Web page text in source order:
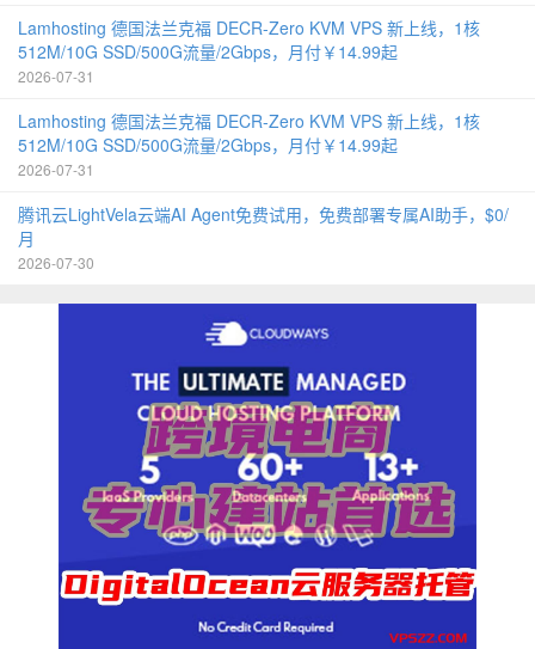
Lamhosting 德国法兰克福 DECR-Zero KVM VPS 新上线，1核
512M/10G SSD/500G流量/2Gbps，月付￥14.99起
2026-07-31
Lamhosting 德国法兰克福 DECR-Zero KVM VPS 新上线，1核
512M/10G SSD/500G流量/2Gbps，月付￥14.99起
2026-07-31
腾讯云LightVela云端AI Agent免费试用，免费部署专属AI助手，$0/
月
2026-07-30